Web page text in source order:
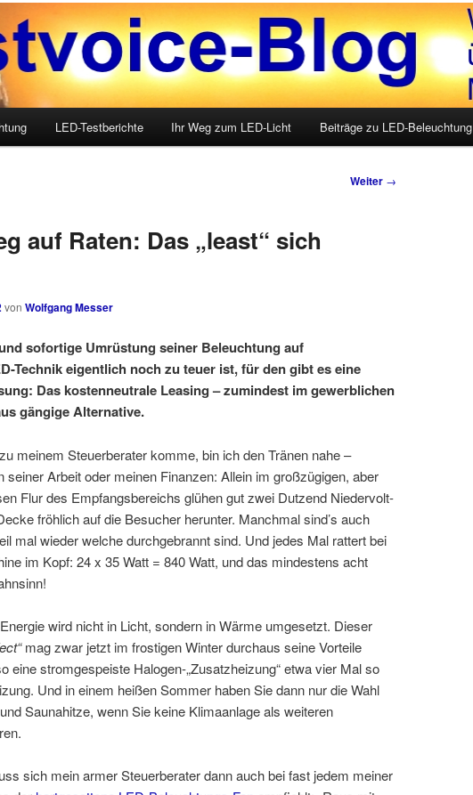
Blog
über LED, OLED, Medien und mehr
wechseln
LED-Testberichte Ihr Weg zum LED-Licht Beiträge zu LED-Beleuchtung
Weiter →
auf Raten: Das „least“ sich
von Wolfgang Messer
sofortige Umrüstung seiner Beleuchtung auf
Technik eigentlich noch zu teuer ist, für den gibt es eine
Das kostenneutrale Leasing – zumindest im gewerblichen
gängige Alternative.
meinem Steuerberater komme, bin ich den Tränen nahe –
seiner Arbeit oder meinen Finanzen: Allein im großzügigen, aber
Flur des Empfangsbereichs glühen gut zwei Dutzend Niedervolt-
fröhlich auf die Besucher herunter. Manchmal sind’s auch
mal wieder welche durchgebrannt sind. Und jedes Mal rattert bei
im Kopf: 24 x 35 Watt = 840 Watt, und das mindestens acht
wird nicht in Licht, sondern in Wärme umgesetzt. Dieser
mag zwar jetzt im frostigen Winter durchaus seine Vorteile
eine stromgespeiste Halogen-„Zusatzheizung“ etwa vier Mal so
Und in einem heißen Sommer haben Sie dann nur die Wahl
Saunahitze, wenn Sie keine Klimaanlage als weiteren
sich mein armer Steuerberater dann auch bei fast jedem meiner